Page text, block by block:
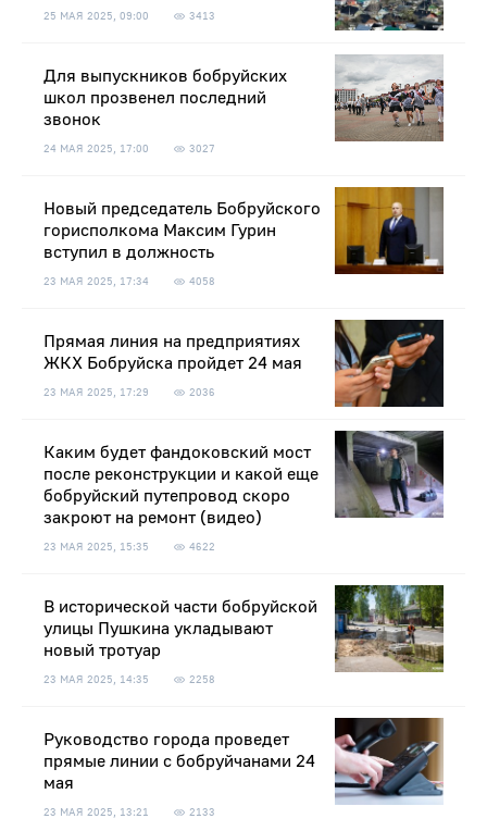
25 МАЯ 2025, 09:00 3413
Для выпускников бобруйских
школ прозвенел последний
звонок
24 МАЯ 2025, 17:00 3027
Новый председатель Бобруйского
горисполкома Максим Гурин
вступил в должность
23 МАЯ 2025, 17:34 4058
Прямая линия на предприятиях
ЖКХ Бобруйска пройдет 24 мая
23 МАЯ 2025, 17:29 2036
Каким будет фандоковский мост
после реконструкции и какой еще
бобруйский путепровод скоро
закроют на ремонт (видео)
23 МАЯ 2025, 15:35 4622
В исторической части бобруйской
улицы Пушкина укладывают
новый тротуар
23 МАЯ 2025, 14:35 2258
Руководство города проведет
прямые линии с бобруйчанами 24
мая
23 МАЯ 2025, 13:21 2133